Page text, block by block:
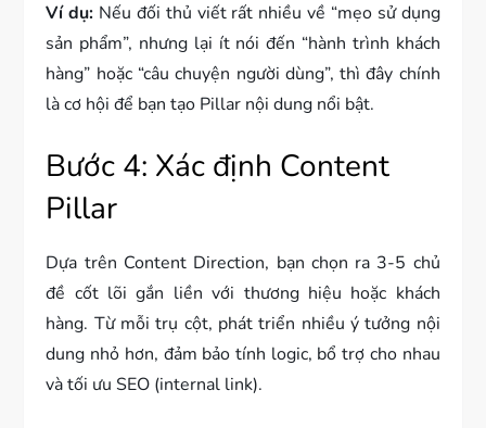
Ví dụ: Nếu đối thủ viết rất nhiều về “mẹo sử dụng
sản phẩm”, nhưng lại ít nói đến “hành trình khách
hàng” hoặc “câu chuyện người dùng”, thì đây chính
là cơ hội để bạn tạo Pillar nội dung nổi bật.
Bước 4: Xác định Content
Pillar
Dựa trên Content Direction, bạn chọn ra 3-5 chủ
đề cốt lõi gắn liền với thương hiệu hoặc khách
hàng. Từ mỗi trụ cột, phát triển nhiều ý tưởng nội
dung nhỏ hơn, đảm bảo tính logic, bổ trợ cho nhau
và tối ưu SEO (internal link).